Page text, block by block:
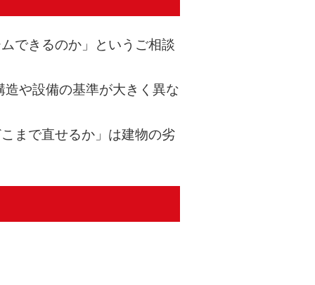
できるのか」というご相談
や設備の基準が大きく異な
まで直せるか」は建物の劣